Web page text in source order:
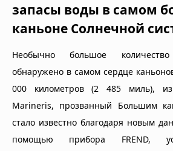
запасы воды в самом
каньоне Солнечной
Необычно большое
обнаружено в самом сердце
000 километров (2 485 миль),
Marineris, прозванный Большим
стало известно благодаря новым
помощью прибора FREND,